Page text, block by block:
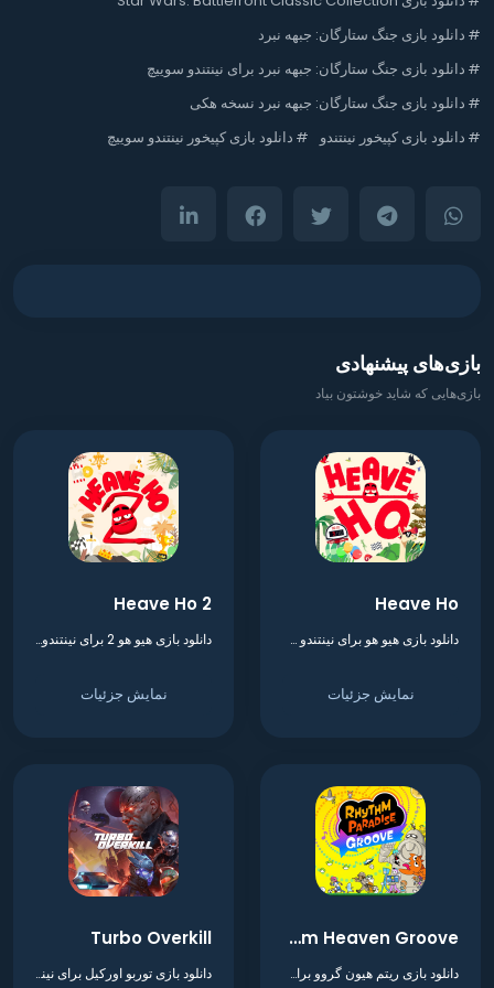
# دانلود بازی جنگ ستارگان: جبهه نبرد
# دانلود بازی جنگ ستارگان: جبهه نبرد برای نینتندو سوییچ
# دانلود بازی جنگ ستارگان: جبهه نبرد نسخه هکی
# دانلود بازی کپیخور نینتندو # دانلود بازی کپیخور نینتندو سوییچ
بازی‌های پیشنهادی
بازی‌هایی که شاید خوشتون بیاد
Heave Ho
دانلود بازی هیو هو برای نینتندو سوییچ
نمایش جزئیات
Heave Ho 2
دانلود بازی هیو هو 2 برای نینتندو سوییچ
نمایش جزئیات
Rhythm Heaven Groove
دانلود بازی ریتم هیون گروو برای نینتندو سوییچ
Turbo Overkill
دانلود بازی توربو اورکیل برای نینتندو سوییچ